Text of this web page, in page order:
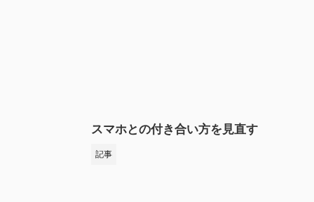
スマホとの付き合い方を見直す
記事